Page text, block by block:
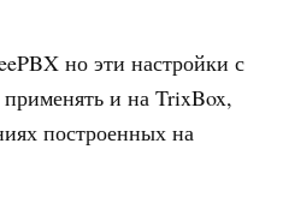
но эти настройки с
и на TrixBox,
построенных на